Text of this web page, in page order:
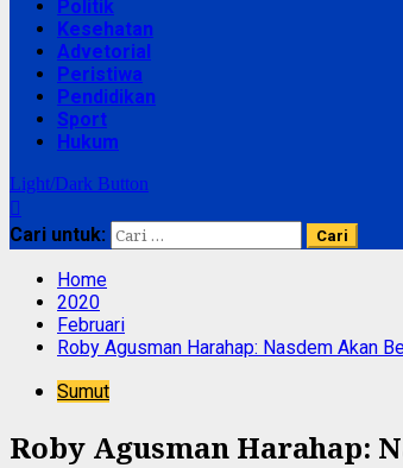
Politik
Kesehatan
Advetorial
Peristiwa
Pendidikan
Sport
Hukum
Light/Dark Button
Cari untuk:
Home
2020
Februari
Roby Agusman Harahap: Nasdem Akan
Sumut
Roby Agusman Harahap: